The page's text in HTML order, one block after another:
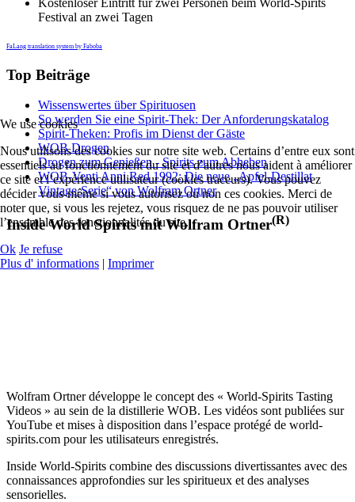
Festival an zwei Tagen
FaLang translation system by Faboba
Top Beiträge
Wissenswertes über Spirituosen
So werden Sie eine Spirit-Thek: Der Anforderungskatalog
Spirit-Theken: Profis im Dienst der Gäste
WOB Drogen
Drogen zum Genießen - Spirits zum Abheben
WOB-Venti Anni Red 1992: Die neue „Apfel-Destillat
Vintage-Serie“ von Wolfram Ortner
Inside World Spirits mit Wolfram Ortner(R)
Wolfram Ortner développe le concept des « World-Spirits Tasting
Videos » au sein de la distillerie WOB. Les vidéos sont publiées sur
YouTube et mises à disposition dans l’espace protégé de world-
spirits.com pour les utilisateurs enregistrés.
Inside World-Spirits combine des discussions divertissantes avec des
connaissances approfondies sur les spiritueux et des analyses
sensorielles.
We use cookies
Nous utilisons des cookies sur notre site web. Certains d’entre eux sont
essentiels au fonctionnement du site et d’autres nous aident à améliorer
ce site et l’expérience utilisateur (cookies traceurs). Vous pouvez
décider vous-même si vous autorisez ou non ces cookies. Merci de
noter que, si vous les rejetez, vous risquez de ne pas pouvoir utiliser
l’ensemble des fonctionnalités du site.
Ok Je refuse
Plus d' informations | Imprimer